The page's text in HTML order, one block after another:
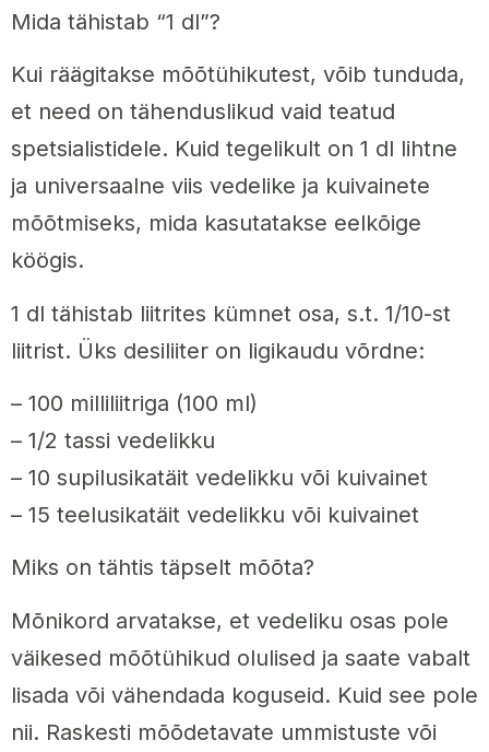
Mida tähistab “1 dl”?
Kui räägitakse mõõtühikutest, võib tunduda,
et need on tähenduslikud vaid teatud
spetsialistidele. Kuid tegelikult on 1 dl lihtne
ja universaalne viis vedelike ja kuivainete
mõõtmiseks, mida kasutatakse eelkõige
köögis.
1 dl tähistab liitrites kümnet osa, s.t. 1/10-st
liitrist. Üks desiliiter on ligikaudu võrdne:
– 100 milliliitriga (100 ml)
– 1/2 tassi vedelikku
– 10 supilusikatäit vedelikku või kuivainet
– 15 teelusikatäit vedelikku või kuivainet
Miks on tähtis täpselt mõõta?
Mõnikord arvatakse, et vedeliku osas pole
väikesed mõõtühikud olulised ja saate vabalt
lisada või vähendada koguseid. Kuid see pole
nii. Raskesti mõõdetavate ummistuste või